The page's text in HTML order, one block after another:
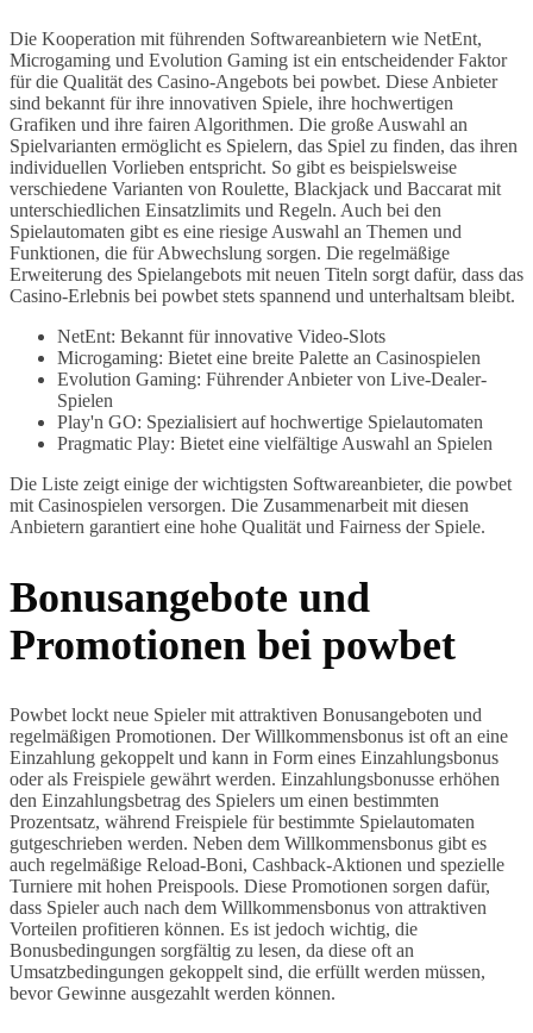
Die Kooperation mit führenden Softwareanbietern wie NetEnt,
Microgaming und Evolution Gaming ist ein entscheidender Faktor
für die Qualität des Casino-Angebots bei powbet. Diese Anbieter
sind bekannt für ihre innovativen Spiele, ihre hochwertigen
Grafiken und ihre fairen Algorithmen. Die große Auswahl an
Spielvarianten ermöglicht es Spielern, das Spiel zu finden, das ihren
individuellen Vorlieben entspricht. So gibt es beispielsweise
verschiedene Varianten von Roulette, Blackjack und Baccarat mit
unterschiedlichen Einsatzlimits und Regeln. Auch bei den
Spielautomaten gibt es eine riesige Auswahl an Themen und
Funktionen, die für Abwechslung sorgen. Die regelmäßige
Erweiterung des Spielangebots mit neuen Titeln sorgt dafür, dass das
Casino-Erlebnis bei powbet stets spannend und unterhaltsam bleibt.
NetEnt: Bekannt für innovative Video-Slots
Microgaming: Bietet eine breite Palette an Casinospielen
Evolution Gaming: Führender Anbieter von Live-Dealer-
Spielen
Play'n GO: Spezialisiert auf hochwertige Spielautomaten
Pragmatic Play: Bietet eine vielfältige Auswahl an Spielen
Die Liste zeigt einige der wichtigsten Softwareanbieter, die powbet
mit Casinospielen versorgen. Die Zusammenarbeit mit diesen
Anbietern garantiert eine hohe Qualität und Fairness der Spiele.
Bonusangebote und
Promotionen bei powbet
Powbet lockt neue Spieler mit attraktiven Bonusangeboten und
regelmäßigen Promotionen. Der Willkommensbonus ist oft an eine
Einzahlung gekoppelt und kann in Form eines Einzahlungsbonus
oder als Freispiele gewährt werden. Einzahlungsbonusse erhöhen
den Einzahlungsbetrag des Spielers um einen bestimmten
Prozentsatz, während Freispiele für bestimmte Spielautomaten
gutgeschrieben werden. Neben dem Willkommensbonus gibt es
auch regelmäßige Reload-Boni, Cashback-Aktionen und spezielle
Turniere mit hohen Preispools. Diese Promotionen sorgen dafür,
dass Spieler auch nach dem Willkommensbonus von attraktiven
Vorteilen profitieren können. Es ist jedoch wichtig, die
Bonusbedingungen sorgfältig zu lesen, da diese oft an
Umsatzbedingungen gekoppelt sind, die erfüllt werden müssen,
bevor Gewinne ausgezahlt werden können.